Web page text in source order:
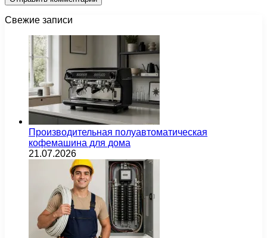
Свежие записи
Производительная полуавтоматическая
кофемашина для дома
21.07.2026